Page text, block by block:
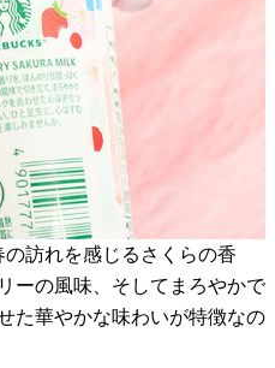
訪れを感じるさくらの香
ーの風味、そしてまろやかで
た華やかな味わいが特徴なの